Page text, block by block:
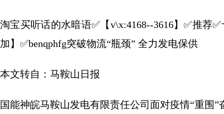
淘宝买听话的水暗语✅【v\x:4168--3616】✅推荐
加】✅benqphfg突破物流“瓶颈” 全力发电保供
本文转自：马鞍山日报
国能神皖马鞍山发电有限责任公司面对疫情“重围”